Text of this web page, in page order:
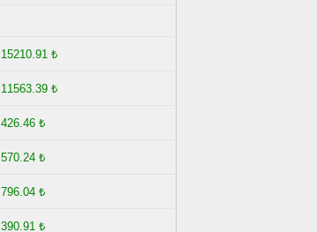
15210.91 ₺
11563.39 ₺
426.46 ₺
570.24 ₺
796.04 ₺
390.91 ₺